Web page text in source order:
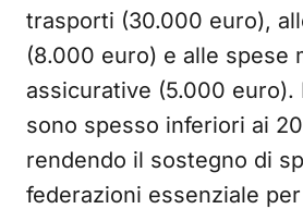
trasporti (30.000 euro),
(8.000 euro) e alle spese
assicurative (5.000 euro).
sono spesso inferiori ai
rendendo il sostegno di
federazioni essenziale